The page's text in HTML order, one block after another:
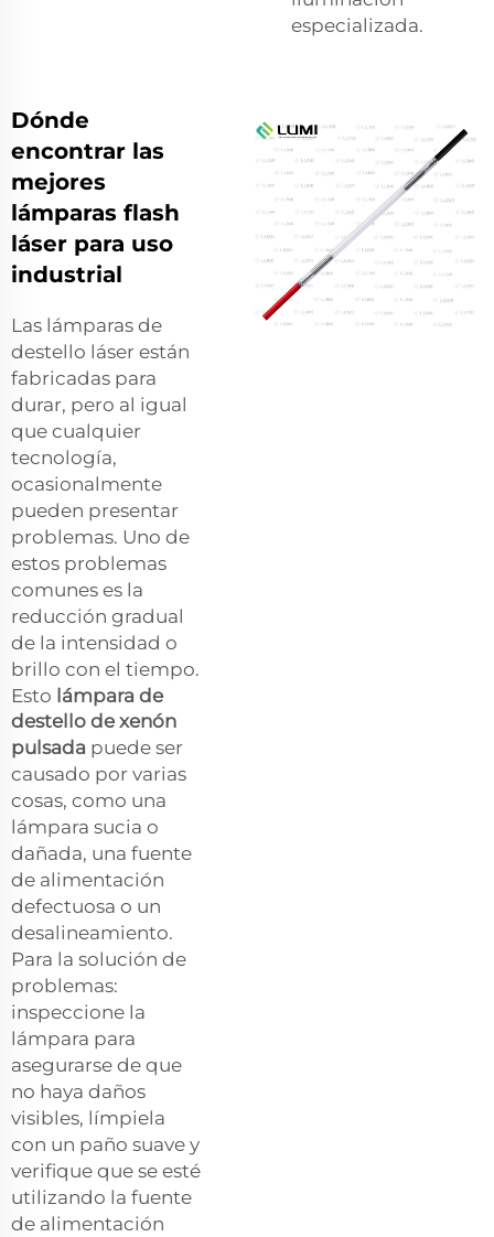
especializada.
Dónde
encontrar las
mejores
lámparas flash
láser para uso
industrial
Las lámparas de
destello láser están
fabricadas para
durar, pero al igual
que cualquier
tecnología,
ocasionalmente
pueden presentar
problemas. Uno de
estos problemas
comunes es la
reducción gradual
de la intensidad o
brillo con el tiempo.
Esto lámpara de
destello de xenón
pulsada puede ser
causado por varias
cosas, como una
lámpara sucia o
dañada, una fuente
de alimentación
defectuosa o un
desalineamiento.
Para la solución de
problemas:
inspeccione la
lámpara para
asegurarse de que
no haya daños
visibles, límpiela
con un paño suave y
verifique que se esté
utilizando la fuente
de alimentación